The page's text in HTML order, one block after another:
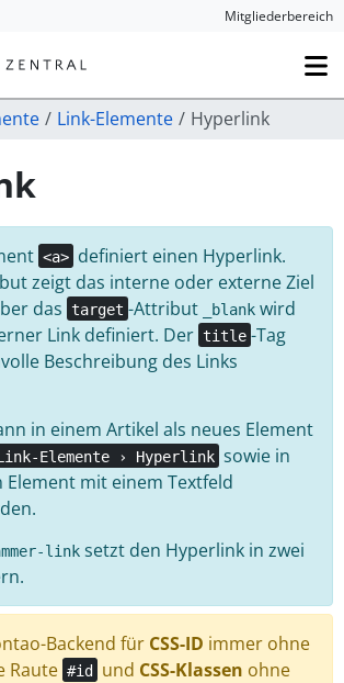
Navigation überspringenMitglieder­bereich
Link-Elemente Hyperlink
<a> definiert einen Hyperlink.
zeigt das interne oder externe Ziel
das target -Attribut _blank wird
Link definiert. Der title -Tag
Beschreibung des Links
in einem Artikel als neues Element
Elemente › Hyperlink sowie in
Element mit einem Textfeld
link setzt den Hyperlink in zwei
Backend für CSS-ID immer ohne
Raute #id und CSS-Klassen ohne